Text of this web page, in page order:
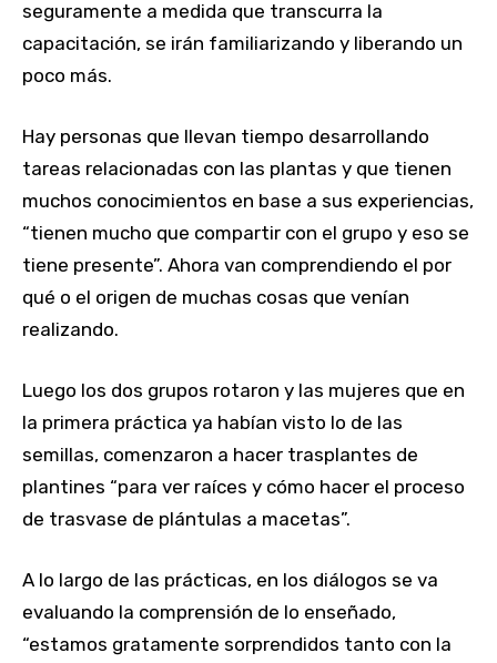
seguramente a medida que transcurra la
capacitación, se irán familiarizando y liberando un
poco más.
Hay personas que llevan tiempo desarrollando
tareas relacionadas con las plantas y que tienen
muchos conocimientos en base a sus experiencias,
“tienen mucho que compartir con el grupo y eso se
tiene presente”. Ahora van comprendiendo el por
qué o el origen de muchas cosas que venían
realizando.
Luego los dos grupos rotaron y las mujeres que en
la primera práctica ya habían visto lo de las
semillas, comenzaron a hacer trasplantes de
plantines “para ver raíces y cómo hacer el proceso
de trasvase de plántulas a macetas”.
A lo largo de las prácticas, en los diálogos se va
evaluando la comprensión de lo enseñado,
“estamos gratamente sorprendidos tanto con la